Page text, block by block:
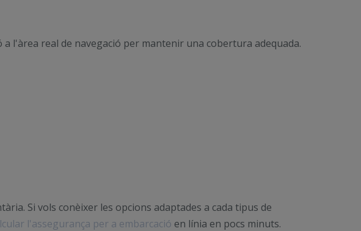
l'àrea real de navegació per mantenir una cobertura adequada.
Si vols conèixer les opcions adaptades a cada tipus de
l'assegurança per a embarcació en línia en pocs minuts.